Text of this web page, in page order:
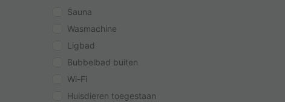
Sauna
Wasmachine
Ligbad
Bubbelbad buiten
Wi-Fi
Huisdieren toegestaan